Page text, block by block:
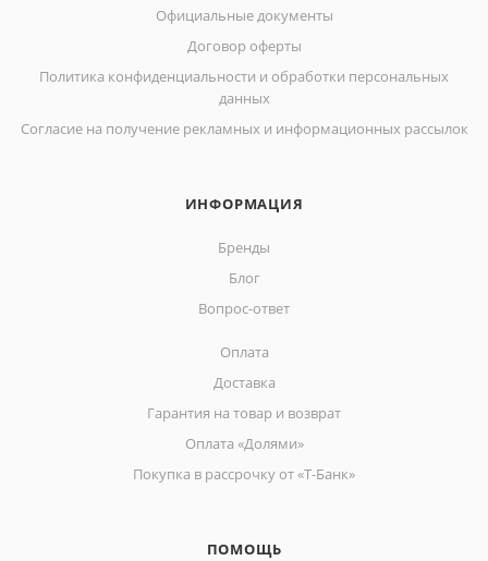
Официальные документы
Договор оферты
Политика конфиденциальности и обработки персональных
данных
Согласие на получение рекламных и информационных рассылок
ИНФОРМАЦИЯ
Бренды
Блог
Вопрос-ответ
Оплата
Доставка
Гарантия на товар и возврат
Оплата «Долями»
Покупка в рассрочку от «Т-Банк»
ПОМОЩЬ